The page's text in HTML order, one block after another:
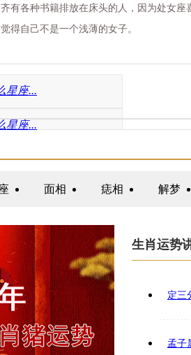
有各种书籍排放在床头的人，因为处女座
得自己不是一个浅薄的女子。
星座...
星座...
面相 痣相 解梦
生肖运势
定三
孟子